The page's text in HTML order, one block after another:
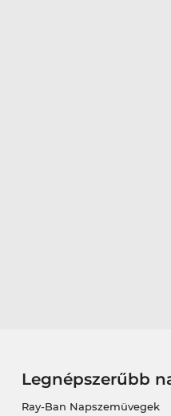
Legnépszerűbb
Ray-Ban Napszemüvegek